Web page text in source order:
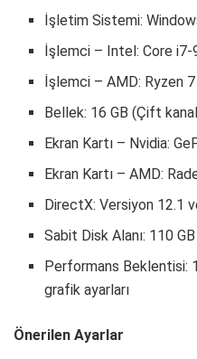
İşletim Sistemi:
İşlemci – Intel: Core i7-
İşlemci – AMD: Ryzen
Bellek: 16 GB (Çift
Ekran Kartı – Nvidia:
Ekran Kartı – AMD:
DirectX: Versiyon 12.1
Sabit Disk Alanı: 110
Performans Beklentisi:
grafik ayarları
Önerilen Ayarlar